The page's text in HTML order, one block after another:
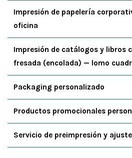
Impresión de papelería
oficina
Impresión de catálogos y libros
fresada (encolada) — lomo
Packaging personalizado
Productos promocionales
Servicio de preimpresión y